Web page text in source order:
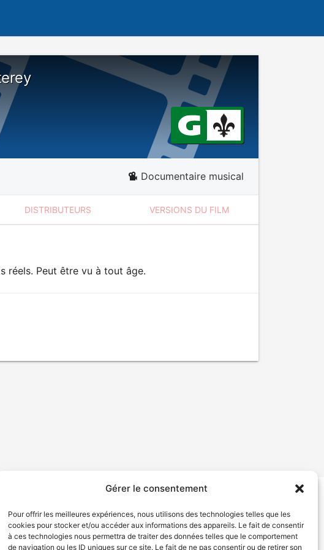
Gérer le consentement
Pour offrir les meilleures expériences, nous utilisons des technologies telles que les
cookies pour stocker et/ou accéder aux informations des appareils. Le fait de consentir
à ces technologies nous permettra de traiter des données telles que le comportement
de navigation ou les ID uniques sur ce site. Le fait de ne pas consentir ou de retirer son
Documentaire musical
DISTRIBUTEURS VERSIONS DU FILM
réels. Peut être vu à tout âge.
Déclaration de services Politique de confidentialité